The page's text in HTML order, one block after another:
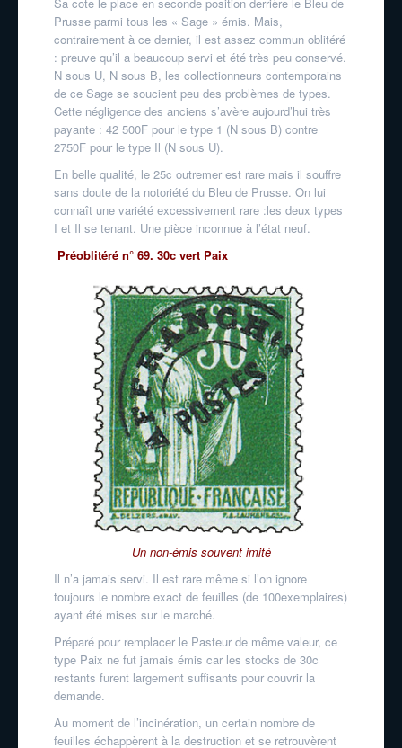
Prusse parmi tous les « Sage » émis. Mais,
contrairement à ce dernier, il est assez commun oblitéré
: preuve qu’il a beaucoup servi et été très peu conservé.
N sous U, N sous B, les collectionneurs contemporains
de ce Sage se soucient peu des problèmes de types.
Cette négligence des anciens s’avère aujourd’hui très
payante : 42 500F pour le type 1 (N sous B) contre
2750F pour le type Il (N sous U).
En belle qualité, le 25c outremer est rare mais il souffre
sans doute de la notoriété du Bleu de Prusse. On lui
connaît une variété excessivement rare :les deux types
I et Il se tenant. Une pièce inconnue à l’état neuf.
Préoblitéré n° 69. 30c vert Paix
Un non-émis souvent imité
Il n’a jamais servi. Il est rare même si l’on ignore
toujours le nombre exact de feuilles (de 100exemplaires)
ayant été mises sur le marché.
Préparé pour remplacer le Pasteur de même valeur, ce
type Paix ne fut jamais émis car les stocks de 30c
restants furent largement suffisants pour couvrir la
demande.
Au moment de l’incinération, un certain nombre de
feuilles échappèrent à la destruction et se retrouvèrent